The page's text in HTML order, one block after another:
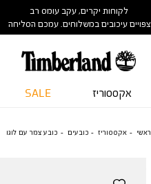
לקוחות יקרים, עקב עומס רב
צפויים עיכובים במשלוחים. עמכם הסליחה
אקססוריז SALE
ראשי אקססוריז כובעים כובע צמר עם לוגו